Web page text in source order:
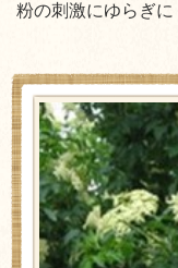
粉の刺激にゆらぎ